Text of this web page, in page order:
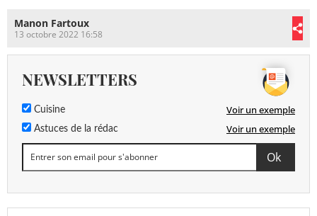
Manon Fartoux
13 octobre 2022 16:58
NEWSLETTERS
Cuisine Voir un exemple
Astuces de la rédac Voir un exemple